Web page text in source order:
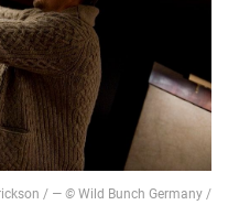
/ ― © Wild Bunch Germany /